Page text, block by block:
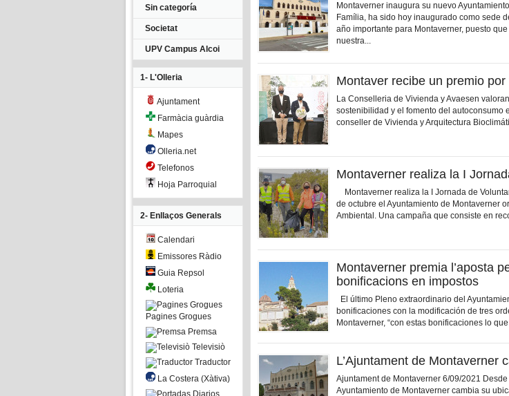
Sin categoría
Societat
UPV Campus Alcoi
1- L'Olleria
Ajuntament
Farmàcia guàrdia
Mapes
Olleria.net
Telefonos
Hoja Parroquial
2- Enllaços Generals
Calendari
Emissores Ràdio
Guia Repsol
Loteria
Pagines Grogues
Premsa
Televisiò
Traductor
La Costera (Xàtiva)
Montaverner inaugura su nuevo
Família, ha sido hoy inaugurado como sede
año importante para Montaverner, puesto
nuestra...
Montaver recibe un premio
La Conselleria de Vivienda y Avaesen
sostenibilidad y el fomento del autoconsumo
conseller de Vivienda y Arquitectura
Montaverner realiza la I
Montaverner realiza la I Jornada de
de octubre el Ayuntamiento de Montaverner
Ambiental. Una campaña que consiste en
Montaverner premia l’aposta
bonificacions en impostos
El último Pleno extraordinario del
bonificaciones con la modificación de tres
Montaverner, “con estas bonificaciones lo
L’Ajuntament de Montaverner
Ajuntament de Montaverner 6/09/2021
Ayuntamiento de Montaverner cambia su